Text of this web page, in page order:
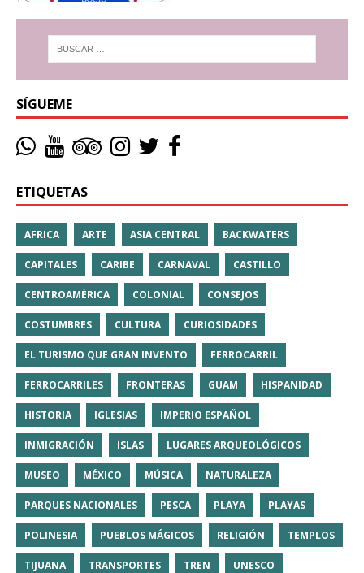
SÍGUEME
ETIQUETAS
AFRICA ARTE ASIA CENTRAL BACKWATERS
CAPITALES CARIBE CARNAVAL CASTILLO
CENTROAMÉRICA COLONIAL CONSEJOS
COSTUMBRES CULTURA CURIOSIDADES
EL TURISMO QUE GRAN INVENTO FERROCARRIL
FERROCARRILES FRONTERAS GUAM HISPANIDAD
HISTORIA IGLESIAS IMPERIO ESPAÑOL
INMIGRACIÓN ISLAS LUGARES ARQUEOLÓGICOS
MUSEO MÉXICO MÚSICA NATURALEZA
PARQUES NACIONALES PESCA PLAYA PLAYAS
POLINESIA PUEBLOS MÁGICOS RELIGIÓN TEMPLOS
TIJUANA TRANSPORTES TREN UNESCO